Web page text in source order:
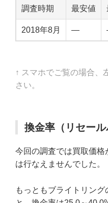
調査時期 最安値
2018年8月 —
↑ スマホでご覧の場合、
さい。
換金率（リセール
今回の調査では買取価格
は行なえませんでした。
もっともブライトリン